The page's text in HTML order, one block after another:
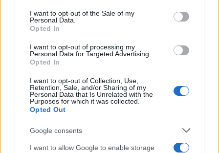
consent section.
I want to opt-out of the Sale of my
Personal Data.
Opted In
I want to opt-out of processing my
Personal Data for Targeted Advertising.
Opted In
I want to opt-out of Collection, Use,
Retention, Sale, and/or Sharing of my
Personal Data that Is Unrelated with the
Purposes for which it was collected.
Opted Out
Google consents
I want to allow Google to enable storage
«Οι στρατιωτικές ενέργειες του Αζερμπαϊτζάν
πρέπει να σταματήσουν αμέσως για να επιτραπεί
ένας γνήσιος διάλογος μεταξύ του Μπακού και των
Αρμενίων του Καραμπάχ», δήλωσε ο Μισέλ στο X.